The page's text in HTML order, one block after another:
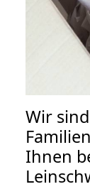
Wir
Ihnen